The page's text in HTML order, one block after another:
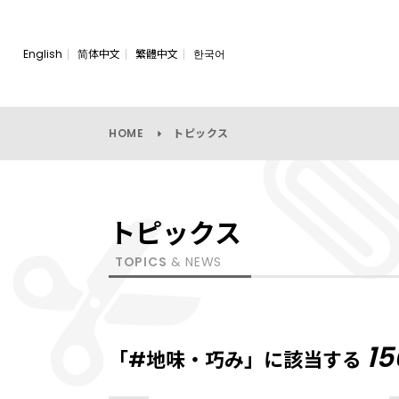
English 简体中文 繁體中文 한국어
HOME トピックス
トピックス
TOPICS & NEWS
「#地味・巧み」に該当する